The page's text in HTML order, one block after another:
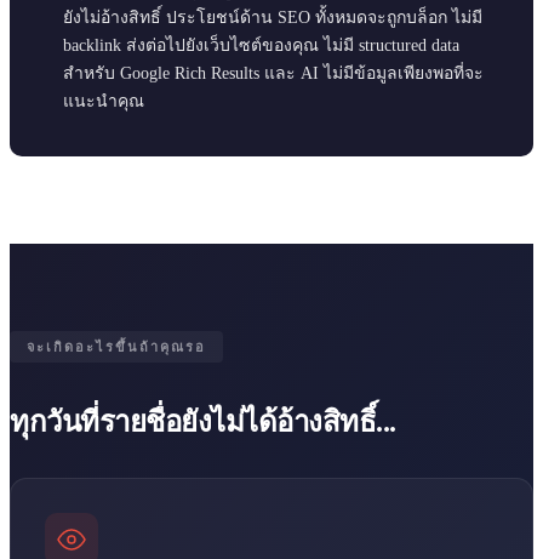
ยังไม่อ้างสิทธิ์ ประโยชน์ด้าน SEO ทั้งหมดจะถูกบล็อก ไม่มี
backlink ส่งต่อไปยังเว็บไซต์ของคุณ ไม่มี structured data
สำหรับ Google Rich Results และ AI ไม่มีข้อมูลเพียงพอที่จะ
แนะนำคุณ
จะเกิดอะไรขึ้นถ้าคุณรอ
ทุกวันที่รายชื่อยังไม่ได้อ้างสิทธิ์...